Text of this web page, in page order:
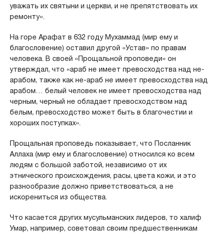
уважать их святыни и церкви, и не препятствовать их
ремонту».
На горе Арафат в 632 году Мухаммад (мир ему и
благословение) оставил другой «Устав» по правам
человека. В своей «Прощальной проповеди» он
утверждал, что «араб не имеет превосходства над не-
арабом, также как не-араб не имеет превосходства над
арабом… белый человек не имеет превосходства над
черным, черный не обладает превосходством над
белым, превосходство может быть в благочестии и
хороших поступках».
Прощальная проповедь показывает, что Посланник
Аллаха (мир ему и благословение) относился ко всем
людям с большой заботой, независимо от их
этнического происхождения, расы, цвета кожи, и это
разнообразие должно приветствоваться, а не
искорениться из общества.
Что касается других мусульманских лидеров, то халиф
Умар, например, советовал своим предшественникам